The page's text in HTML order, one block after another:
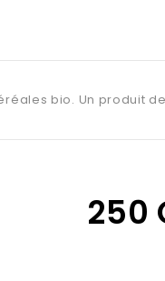
bio. Un produit
250